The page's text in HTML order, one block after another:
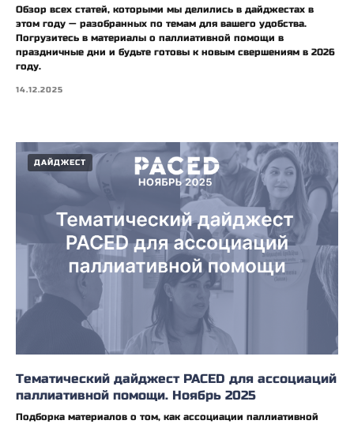
Обзор всех статей, которыми мы делились в дайджестах в
этом году — разобранных по темам для вашего удобства.
Погрузитесь в материалы о паллиативной помощи в
праздничные дни и будьте готовы к новым свершениям в 2026
году.
14.12.2025
ДАЙДЖЕСТ
Тематический дайджест PACED для ассоциаций
паллиативной помощи. Ноябрь 2025
Подборка материалов о том, как ассоциации паллиативной